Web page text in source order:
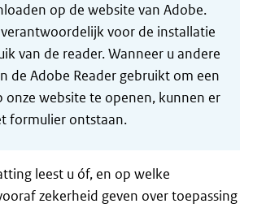
op de website van Adobe.
voor de installatie
van de reader. Wanneer u andere
de Adobe Reader gebruikt om een
website te openen, kunnen er
formulier ontstaan.
leest u óf, en op welke
zekerheid geven over toepassing